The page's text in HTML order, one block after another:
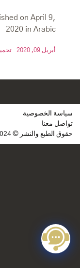
on April 9,
2020 in Arabic
أبريل 09, 2020
سياسة الخصوصية
تواصل معنا
حقوق الطبع والنشر © 2024 الساحل. جميع الحقوق محفوظة.